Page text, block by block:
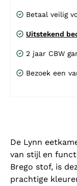
Betaal veilig
Uitstekend
2 jaar CBW
Bezoek een
De Lynn
van stijl en
Brego stof, is
prachtige